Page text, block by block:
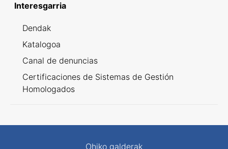
Interesgarria
Dendak
Katalogoa
Canal de denuncias
Certificaciones de Sistemas de Gestión
Homologados
Ohiko galderak